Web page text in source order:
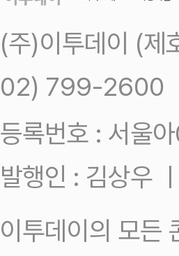
(주)이투데이 (
02) 799-2600
등록번호 : 서울
발행인 : 김상우
이투데이의 모든